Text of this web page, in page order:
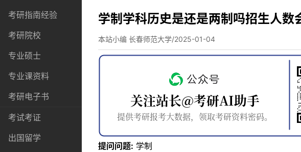
考研指南经验
考研院校
专业硕士
专业课资料
考研电子书
考试考证
出国留学
学制学科历史是还是两制吗招生人数
本站小编 长春师范大学/2025-01-04
提问问题: 学制